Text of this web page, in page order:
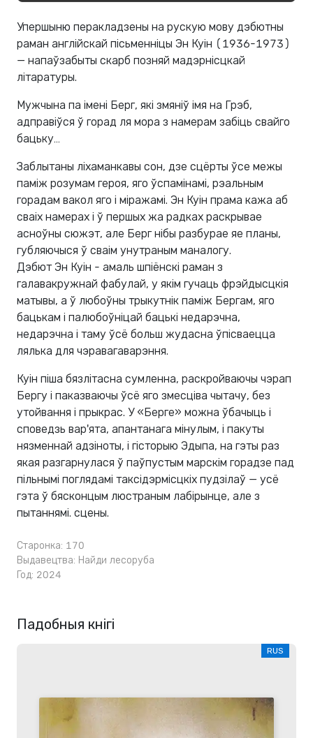
Упершыню перакладзены на рускую мову дэбютны
раман англійскай пісьменніцы Эн Куін (1936-1973)
— напаўзабыты скарб позняй мадэрнісцкай
літаратуры.
Мужчына па імені Берг, які змяніў імя на Грэб,
адправіўся ў горад ля мора з намерам забіць свайго
бацьку…
Заблытаны ліхаманкавы сон, дзе сцёрты ўсе межы
паміж розумам героя, яго ўспамінамі, рэальным
горадам вакол яго і міражамі. Эн Куін прама кажа аб
сваіх намерах і ў першых жа радках раскрывае
асноўны сюжэт, але Берг нібы разбурае яе планы,
губляючыся ў сваім унутраным маналогу.
Дэбют Эн Куін - амаль шпіёнскі раман з
галавакружнай фабулай, у якім гучаць фрэйдысцкія
матывы, а ў любоўны трыкутнік паміж Бергам, яго
бацькам і палюбоўніцай бацькі недарэчна,
недарэчна і таму ўсё больш жудасна ўпісваецца
лялька для чэравагаварэння.
Куін піша бязлітасна сумленна, раскройваючы чэрап
Бергу і паказваючы ўсё яго змесціва чытачу, без
утойвання і прыкрас. У «Берге» можна ўбачыць і
споведзь вар'ята, апантанага мінулым, і пакуты
нязменнай адзіноты, і гісторыю Эдыпа, на гэты раз
якая разгарнулася ў паўпустым марскім горадзе пад
пільнымі поглядамі таксідэрмісцкіх пудзілаў — усё
гэта ў бясконцым люстраным лабірынце, але з
пытаннямі. сцены.
Старонка: 170
Выдавецтва: Найди лесоруба
Год: 2024
Падобныя кнігі
RUS